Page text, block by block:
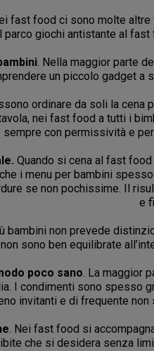
fast food ci sono molte
giochi antistante al
. Nella maggior parte
un piccolo gadget a
ordinare da soli la
nei fast food a tutti i
con permissività e
Quando si cena al fast
i menu per bambini
se non pochissime. Il
e
bambini non prevede
sono ben equilibrate
poco sano. La maggior
I condimenti sono spesso
invitanti e di frequente
. Nei fast food si
che si desidera senza